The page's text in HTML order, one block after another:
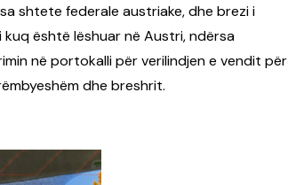
shtete federale austriake, dhe brezi i
kuq është lëshuar në Austri, ndërsa
në portokalli për verilindjen e vendit për
dhe breshrit.